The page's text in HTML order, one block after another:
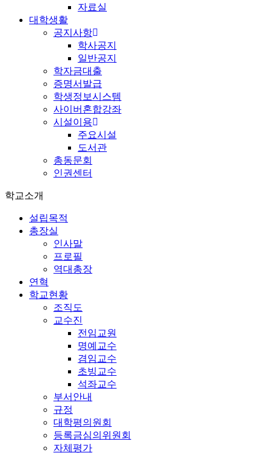
자료실
대학생활
공지사항
학사공지
일반공지
학자금대출
증명서발급
학생정보시스템
사이버혼합강좌
시설이용
주요시설
도서관
총동문회
인권센터
학교소개
설립목적
총장실
인사말
프로필
역대총장
연혁
학교현황
조직도
교수진
전임교원
명예교수
겸임교수
초빙교수
석좌교수
부서안내
규정
대학평의원회
등록금심의위원회
자체평가